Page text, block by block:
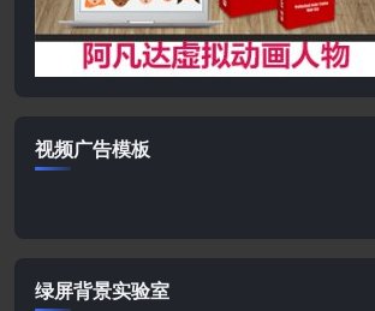
视频广告模板
绿屏背景实验室